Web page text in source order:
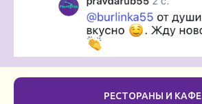
РЕСТОРАНЫ И КАФЕ